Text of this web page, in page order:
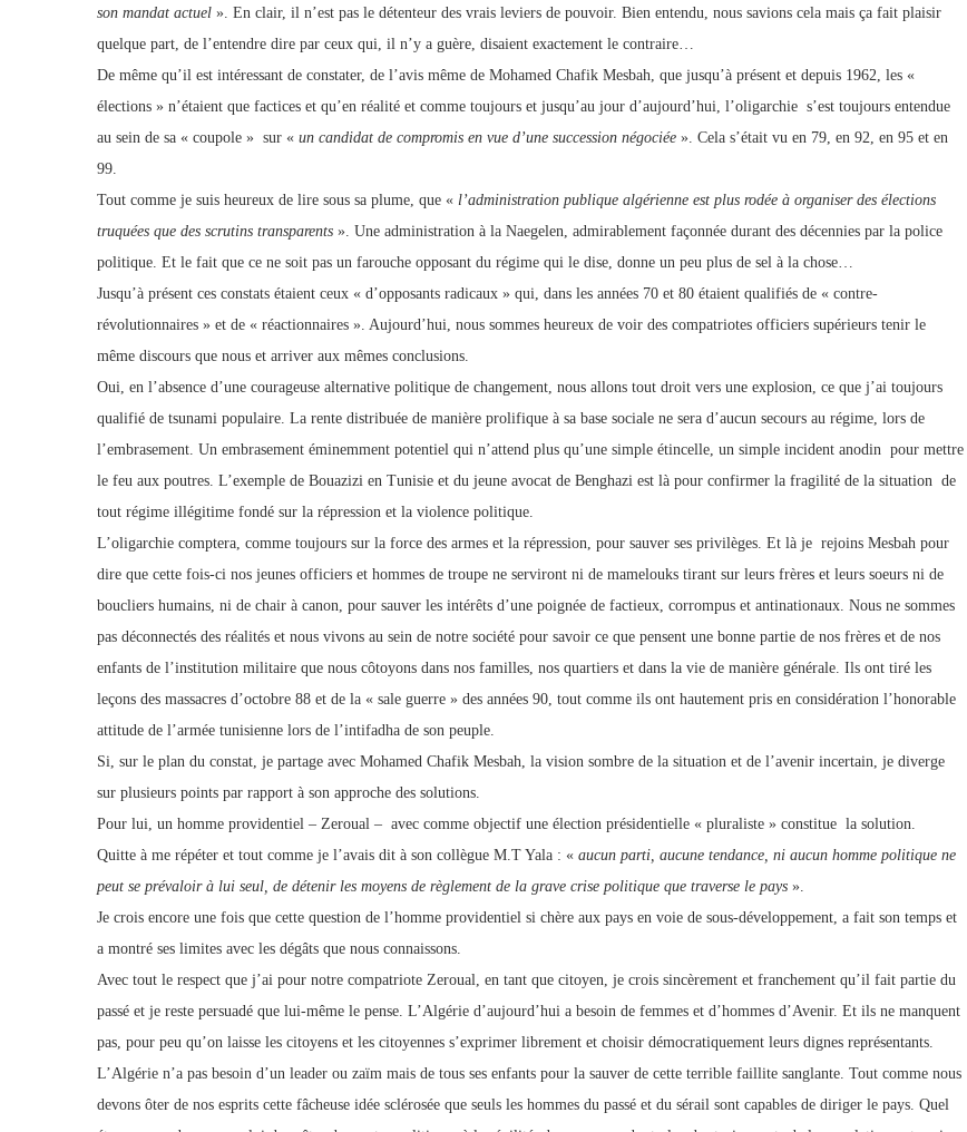
son mandat actuel ». En clair, il n’est pas le détenteur des vrais leviers de pouvoir. Bien entendu, nous savions cela mais ça fait plaisir
quelque part, de l’entendre dire par ceux qui, il n’y a guère, disaient exactement le contraire…
De même qu’il est intéressant de constater, de l’avis même de Mohamed Chafik Mesbah, que jusqu’à présent et depuis 1962, les «
élections » n’étaient que factices et qu’en réalité et comme toujours et jusqu’au jour d’aujourd’hui, l’oligarchie s’est toujours entendue
au sein de sa « coupole » sur « un candidat de compromis en vue d’une succession négociée ». Cela s’était vu en 79, en 92, en 95 et en
99.
Tout comme je suis heureux de lire sous sa plume, que « l’administration publique algérienne est plus rodée à organiser des élections
truquées que des scrutins transparents ». Une administration à la Naegelen, admirablement façonnée durant des décennies par la police
politique. Et le fait que ce ne soit pas un farouche opposant du régime qui le dise, donne un peu plus de sel à la chose…
Jusqu’à présent ces constats étaient ceux « d’opposants radicaux » qui, dans les années 70 et 80 étaient qualifiés de « contre-
révolutionnaires » et de « réactionnaires ». Aujourd’hui, nous sommes heureux de voir des compatriotes officiers supérieurs tenir le
même discours que nous et arriver aux mêmes conclusions.
Oui, en l’absence d’une courageuse alternative politique de changement, nous allons tout droit vers une explosion, ce que j’ai toujours
qualifié de tsunami populaire. La rente distribuée de manière prolifique à sa base sociale ne sera d’aucun secours au régime, lors de
l’embrasement. Un embrasement éminemment potentiel qui n’attend plus qu’une simple étincelle, un simple incident anodin pour mettre
le feu aux poutres. L’exemple de Bouazizi en Tunisie et du jeune avocat de Benghazi est là pour confirmer la fragilité de la situation de
tout régime illégitime fondé sur la répression et la violence politique.
L’oligarchie comptera, comme toujours sur la force des armes et la répression, pour sauver ses privilèges. Et là je rejoins Mesbah pour
dire que cette fois-ci nos jeunes officiers et hommes de troupe ne serviront ni de mamelouks tirant sur leurs frères et leurs soeurs ni de
boucliers humains, ni de chair à canon, pour sauver les intérêts d’une poignée de factieux, corrompus et antinationaux. Nous ne sommes
pas déconnectés des réalités et nous vivons au sein de notre société pour savoir ce que pensent une bonne partie de nos frères et de nos
enfants de l’institution militaire que nous côtoyons dans nos familles, nos quartiers et dans la vie de manière générale. Ils ont tiré les
leçons des massacres d’octobre 88 et de la « sale guerre » des années 90, tout comme ils ont hautement pris en considération l’honorable
attitude de l’armée tunisienne lors de l’intifadha de son peuple.
Si, sur le plan du constat, je partage avec Mohamed Chafik Mesbah, la vision sombre de la situation et de l’avenir incertain, je diverge
sur plusieurs points par rapport à son approche des solutions.
Pour lui, un homme providentiel – Zeroual – avec comme objectif une élection présidentielle « pluraliste » constitue la solution.
Quitte à me répéter et tout comme je l’avais dit à son collègue M.T Yala : « aucun parti, aucune tendance, ni aucun homme politique ne
peut se prévaloir à lui seul, de détenir les moyens de règlement de la grave crise politique que traverse le pays ».
Je crois encore une fois que cette question de l’homme providentiel si chère aux pays en voie de sous-développement, a fait son temps et
a montré ses limites avec les dégâts que nous connaissons.
Avec tout le respect que j’ai pour notre compatriote Zeroual, en tant que citoyen, je crois sincèrement et franchement qu’il fait partie du
passé et je reste persuadé que lui-même le pense. L’Algérie d’aujourd’hui a besoin de femmes et d’hommes d’Avenir. Et ils ne manquent
pas, pour peu qu’on laisse les citoyens et les citoyennes s’exprimer librement et choisir démocratiquement leurs dignes représentants.
L’Algérie n’a pas besoin d’un leader ou zaïm mais de tous ses enfants pour la sauver de cette terrible faillite sanglante. Tout comme nous
devons ôter de nos esprits cette fâcheuse idée sclérosée que seuls les hommes du passé et du sérail sont capables de diriger le pays. Quel